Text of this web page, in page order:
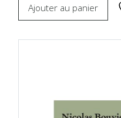
Ajouter au panier